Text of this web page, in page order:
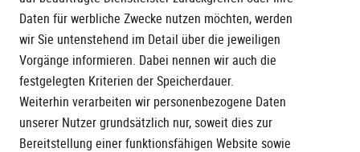
Daten für werbliche Zwecke nutzen möchten, werden
wir Sie untenstehend im Detail über die jeweiligen
Vorgänge informieren. Dabei nennen wir auch die
festgelegten Kriterien der Speicherdauer.
Weiterhin verarbeiten wir personenbezogene Daten
unserer Nutzer grundsätzlich nur, soweit dies zur
Bereitstellung einer funktionsfähigen Website sowie